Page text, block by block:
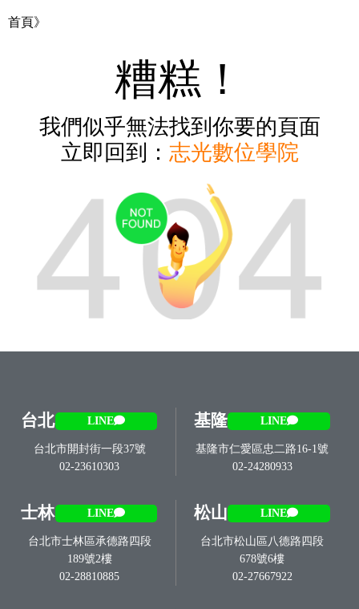
首頁》
糟糕！
我們似乎無法找到你要的頁面
立即回到： 志光數位學院
台北 LINE
台北市開封街一段37號
02-23610303
基隆 LINE
基隆市仁愛區忠二路16-1號
02-24280933
士林 LINE
台北市士林區承德路四段
189號2樓
02-28810885
松山 LINE
台北市松山區八德路四段
678號6樓
02-27667922